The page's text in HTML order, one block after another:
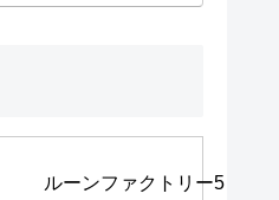
ルーンファクトリー5